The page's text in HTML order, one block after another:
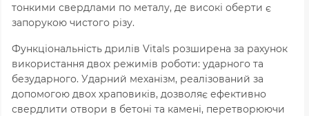
тонкими свердлами по металу, де високі оберти є
запорукою чистого різу.
Функціональність дрилів Vitals розширена за рахунок
використання двох режимів роботи: ударного та
безударного. Ударний механізм, реалізований за
допомогою двох храповиків, дозволяє ефективно
свердлити отвори в бетоні та камені, перетворюючи